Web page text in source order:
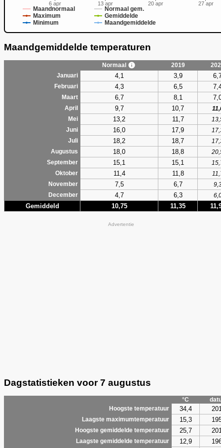
Maandnormaal
Normaal gem.
Maximum
Gemiddelde
Minimum
Maandgemiddelde
6 apr 13 apr 20 apr 27 apr
Maandgemiddelde temperaturen
Normaal 2019
Januari
4,1 3,9
Februari 4,3 6,5
Maart 6,7 8,1
April 9,7 10,7
Mei
13,2 11,7
Juni
16,0 17,9
Juli
18,2 18,7
Augustus
18,0 18,8
September
15,1 15,1
Oktober
11,4 11,8
November
7,5 6,7
December
4,7 6,3
Gemiddeld 10,75 11,35
Advertentie
Dagstatistieken voor 7 augustus
°C
Hoogste temperatuur
34,4
Laagste maximumtemperatuur 15,3
Hoogste gemiddelde temperatuur 25,7
Laagste gemiddelde temperatuur 12,9